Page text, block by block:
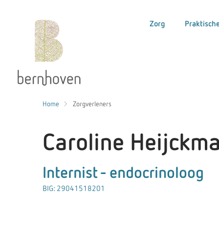
Zorg
Home Zorgverleners
Caroline
Internist - endocrinoloog
BIG: 29041518201